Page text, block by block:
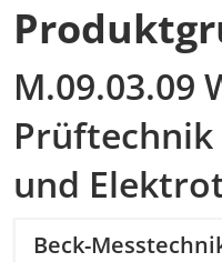
M.09.03.09
und
Beck-